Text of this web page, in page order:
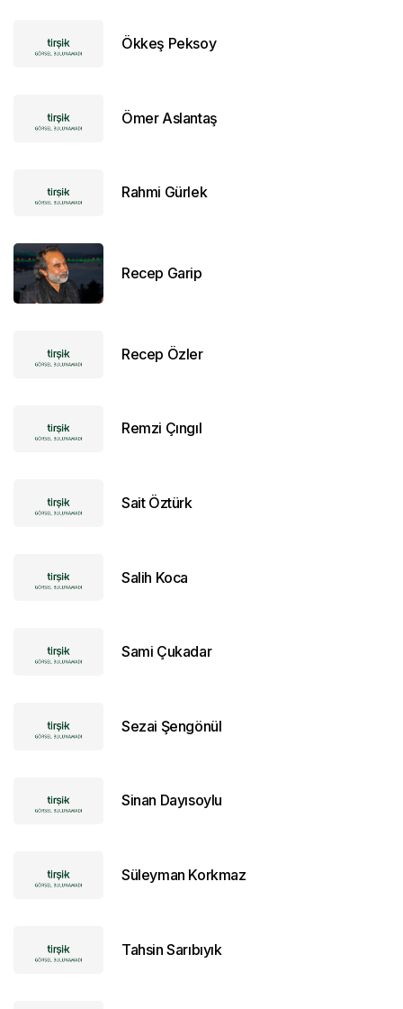
Ökkeş Peksoy
Ömer Aslantaş
Rahmi Gürlek
Recep Garip
Recep Özler
Remzi Çıngıl
Sait Öztürk
Salih Koca
Sami Çukadar
Sezai Şengönül
Sinan Dayısoylu
Süleyman Korkmaz
Tahsin Sarıbıyık